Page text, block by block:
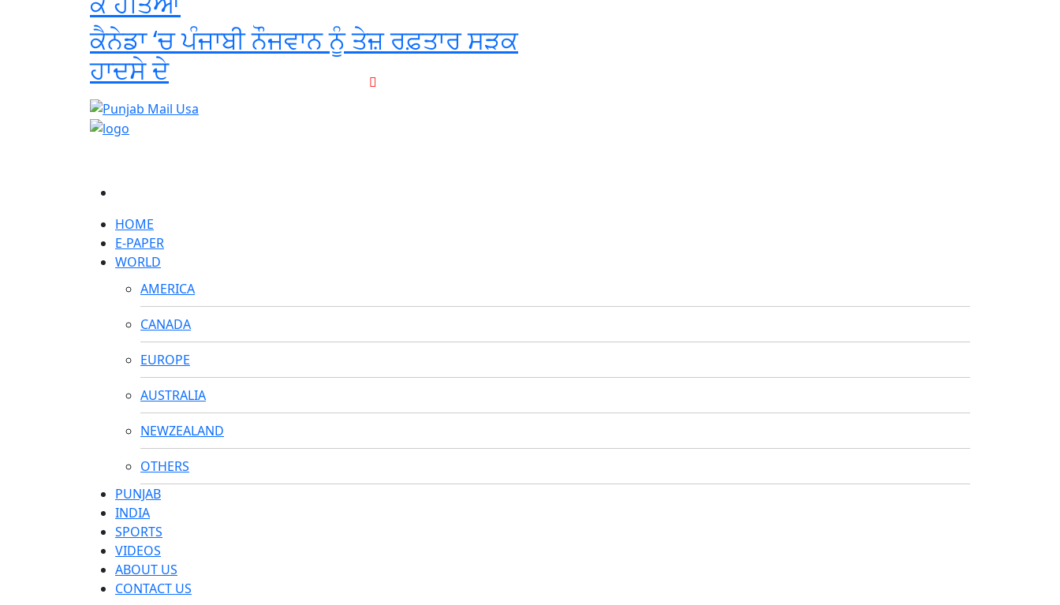
ਕੈਨੇਡਾ ‘ਚ ਪੰਜਾਬੀ ਨੌਜਵਾਨ ਨੂੰ ਤੇਜ਼ ਰਫ਼ਤਾਰ ਸੜਕ
ਹਾਦਸੇ ਦੇ
HOME
E-PAPER
WORLD
AMERICA
CANADA
EUROPE
AUSTRALIA
NEWZEALAND
OTHERS
PUNJAB
INDIA
SPORTS
VIDEOS
ABOUT US
CONTACT US